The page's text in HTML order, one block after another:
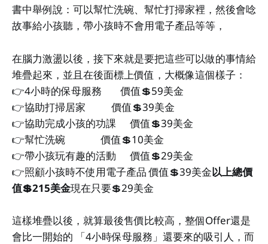
書中舉例說：可以幫忙洗碗、幫忙打掃家裡，然後會唸
故事給小孩聽，帶小孩時不會用電子產品等等，
在腦力激盪以後，接下來就是要把這些可以做的事情給
堆疊起來，並且在後面標上價值，大概像這個樣子：
👉4小時的保母服務 價值💲59美金
👉協助打掃居家 價值💲39美金
👉協助完成小孩的功課 價值💲39美金
👉幫忙洗碗 價值💲10美金
👉帶小孩玩有趣的活動 價值💲29美金
👉照顧小孩時不使用電子產品 價值💲39美金以上總價
值💲215美金現在只要💲29美金
這樣堆疊以後，就算最後售價比較高，整個Offer還是
會比一開始的 「4小時保母服務」還要來的吸引人，而